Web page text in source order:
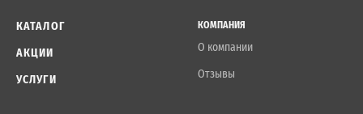
КАТАЛОГ
АКЦИИ
УСЛУГИ
КОМПАНИЯ
О компании
Отзывы